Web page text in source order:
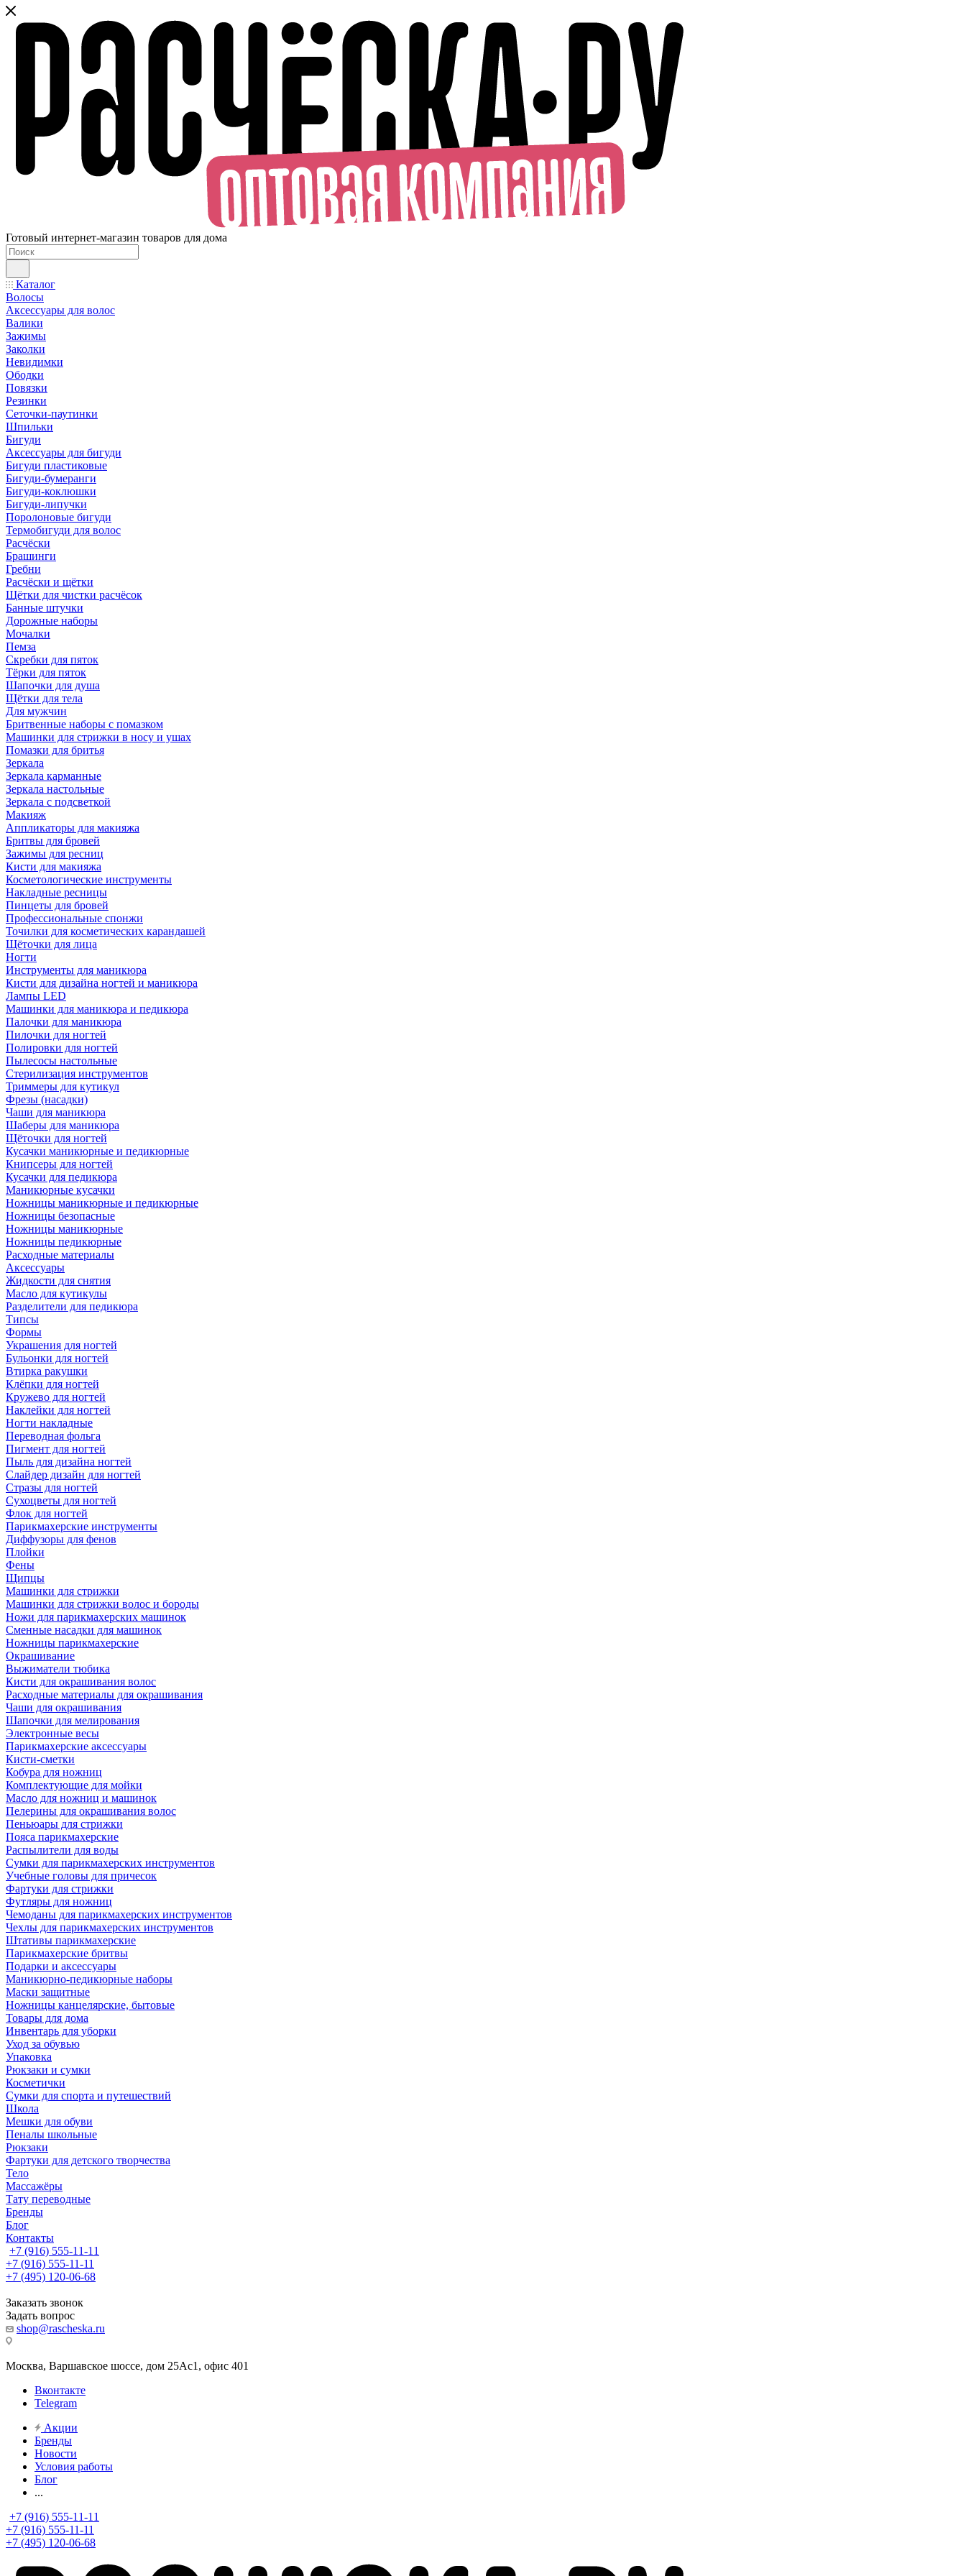
Готовый интернет-магазин товаров для дома
Каталог
Волосы
Аксессуары для волос
Валики
Зажимы
Заколки
Невидимки
Ободки
Повязки
Резинки
Сеточки-паутинки
Шпильки
Бигуди
Аксессуары для бигуди
Бигуди пластиковые
Бигуди-бумеранги
Бигуди-коклюшки
Бигуди-липучки
Поролоновые бигуди
Термобигуди для волос
Расчёски
Брашинги
Гребни
Расчёски и щётки
Щётки для чистки расчёсок
Банные штучки
Дорожные наборы
Мочалки
Пемза
Скребки для пяток
Тёрки для пяток
Шапочки для душа
Щётки для тела
Для мужчин
Бритвенные наборы с помазком
Машинки для стрижки в носу и ушах
Помазки для бритья
Зеркала
Зеркала карманные
Зеркала настольные
Зеркала с подсветкой
Макияж
Аппликаторы для макияжа
Бритвы для бровей
Зажимы для ресниц
Кисти для макияжа
Косметологические инструменты
Накладные ресницы
Пинцеты для бровей
Профессиональные спонжи
Точилки для косметических карандашей
Щёточки для лица
Ногти
Инструменты для маникюра
Кисти для дизайна ногтей и маникюра
Лампы LED
Машинки для маникюра и педикюра
Палочки для маникюра
Пилочки для ногтей
Полировки для ногтей
Пылесосы настольные
Стерилизация инструментов
Триммеры для кутикул
Фрезы (насадки)
Чаши для маникюра
Шаберы для маникюра
Щёточки для ногтей
Кусачки маникюрные и педикюрные
Книпсеры для ногтей
Кусачки для педикюра
Маникюрные кусачки
Ножницы маникюрные и педикюрные
Ножницы безопасные
Ножницы маникюрные
Ножницы педикюрные
Расходные материалы
Аксессуары
Жидкости для снятия
Масло для кутикулы
Разделители для педикюра
Типсы
Формы
Украшения для ногтей
Бульонки для ногтей
Втирка ракушки
Клёпки для ногтей
Кружево для ногтей
Наклейки для ногтей
Ногти накладные
Переводная фольга
Пигмент для ногтей
Пыль для дизайна ногтей
Слайдер дизайн для ногтей
Стразы для ногтей
Сухоцветы для ногтей
Флок для ногтей
Парикмахерские инструменты
Диффузоры для фенов
Плойки
Фены
Щипцы
Машинки для стрижки
Машинки для стрижки волос и бороды
Ножи для парикмахерских машинок
Сменные насадки для машинок
Ножницы парикмахерские
Окрашивание
Выжиматели тюбика
Кисти для окрашивания волос
Расходные материалы для окрашивания
Чаши для окрашивания
Шапочки для мелирования
Электронные весы
Парикмахерские аксессуары
Кисти-сметки
Кобура для ножниц
Комплектующие для мойки
Масло для ножниц и машинок
Пелерины для окрашивания волос
Пеньюары для стрижки
Пояса парикмахерские
Распылители для воды
Сумки для парикмахерских инструментов
Учебные головы для причесок
Фартуки для стрижки
Футляры для ножниц
Чемоданы для парикмахерских инструментов
Чехлы для парикмахерских инструментов
Штативы парикмахерские
Парикмахерские бритвы
Подарки и аксессуары
Маникюрно-педикюрные наборы
Маски защитные
Ножницы канцелярские, бытовые
Товары для дома
Инвентарь для уборки
Уход за обувью
Упаковка
Рюкзаки и сумки
Косметички
Сумки для спорта и путешествий
Школа
Мешки для обуви
Пеналы школьные
Рюкзаки
Фартуки для детского творчества
Тело
Массажёры
Тату переводные
Бренды
Блог
Контакты
+7 (916) 555-11-11
+7 (916) 555-11-11
+7 (495) 120-06-68
Заказать звонок
Задать вопрос
shop@rascheska.ru
Москва, Варшавское шоссе, дом 25Аc1, офис 401
Вконтакте
Telegram
Акции
Бренды
Новости
Условия работы
Блог
...
+7 (916) 555-11-11
+7 (916) 555-11-11
+7 (495) 120-06-68